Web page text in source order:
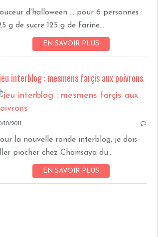
d'halloween ... pour 6 personnes :
g de sucre 125 g de farine...
EN SAVOIR PLUS
jeu interblog : mesmens farçis aux poivrons
10/2011 …
la nouvelle ronde interblog, je dois
piocher chez Chamsaya du...
EN SAVOIR PLUS
PÂTES